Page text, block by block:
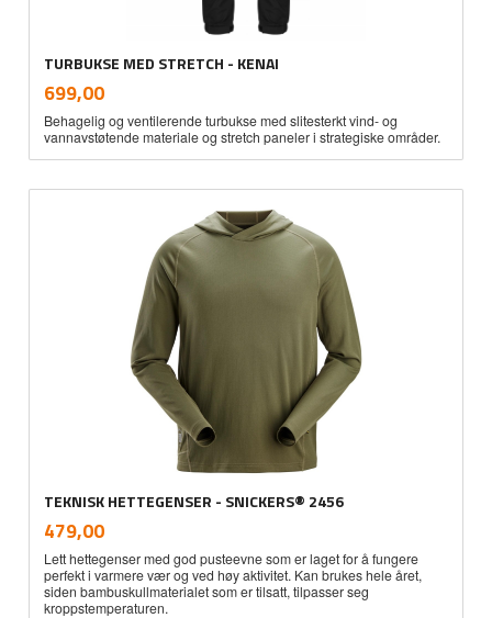
TURBUKSE MED STRETCH - KENAI
Pris
699,00mva.
Behagelig og ventilerende turbukse med slitesterkt vind- og
vannavstøtende materiale og stretch paneler i strategiske områder.
TEKNISK HETTEGENSER - SNICKERS® 2456
Pris
479,00mva.
Lett hettegenser med god pusteevne som er laget for å fungere
perfekt i varmere vær og ved høy aktivitet. Kan brukes hele året,
siden bambuskullmaterialet som er tilsatt, tilpasser seg
kroppstemperaturen.